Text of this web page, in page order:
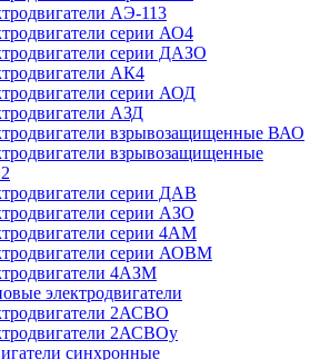
АЭ-113
серии АО4
серии ДАЗО
АК4
серии АОД
АЗД
взрывозащищенные ВАО
взрывозащищенные
серии ДАВ
серии АЗО
серии 4АМ
серии АОВМ
4АЗМ
электродвигатели
2АСВО
2АСВОу
синхронные